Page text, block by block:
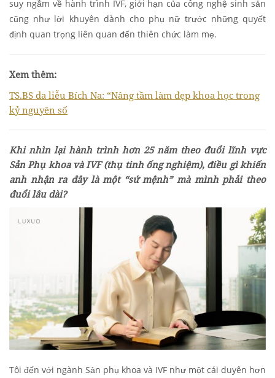
suy ngẫm về hành trình IVF, giới hạn của công nghệ sinh sản
cũng như lời khuyên dành cho phụ nữ trước những quyết
định quan trọng liên quan đến thiên chức làm mẹ.
Xem thêm:
TS.BS da liễu Bích Na: “Nâng tầm làm đẹp khoa học trong
kỷ nguyên số
Khi nhìn lại hành trình hơn 25 năm theo đuổi lĩnh vực
Sản Phụ khoa và IVF (thụ tinh ống nghiệm), điều gì khiến
anh nhận ra đây là một “sứ mệnh” mà mình phải theo
đuổi lâu dài?
Tôi đến với ngành Sản phụ khoa và IVF như một cái duyên hơn